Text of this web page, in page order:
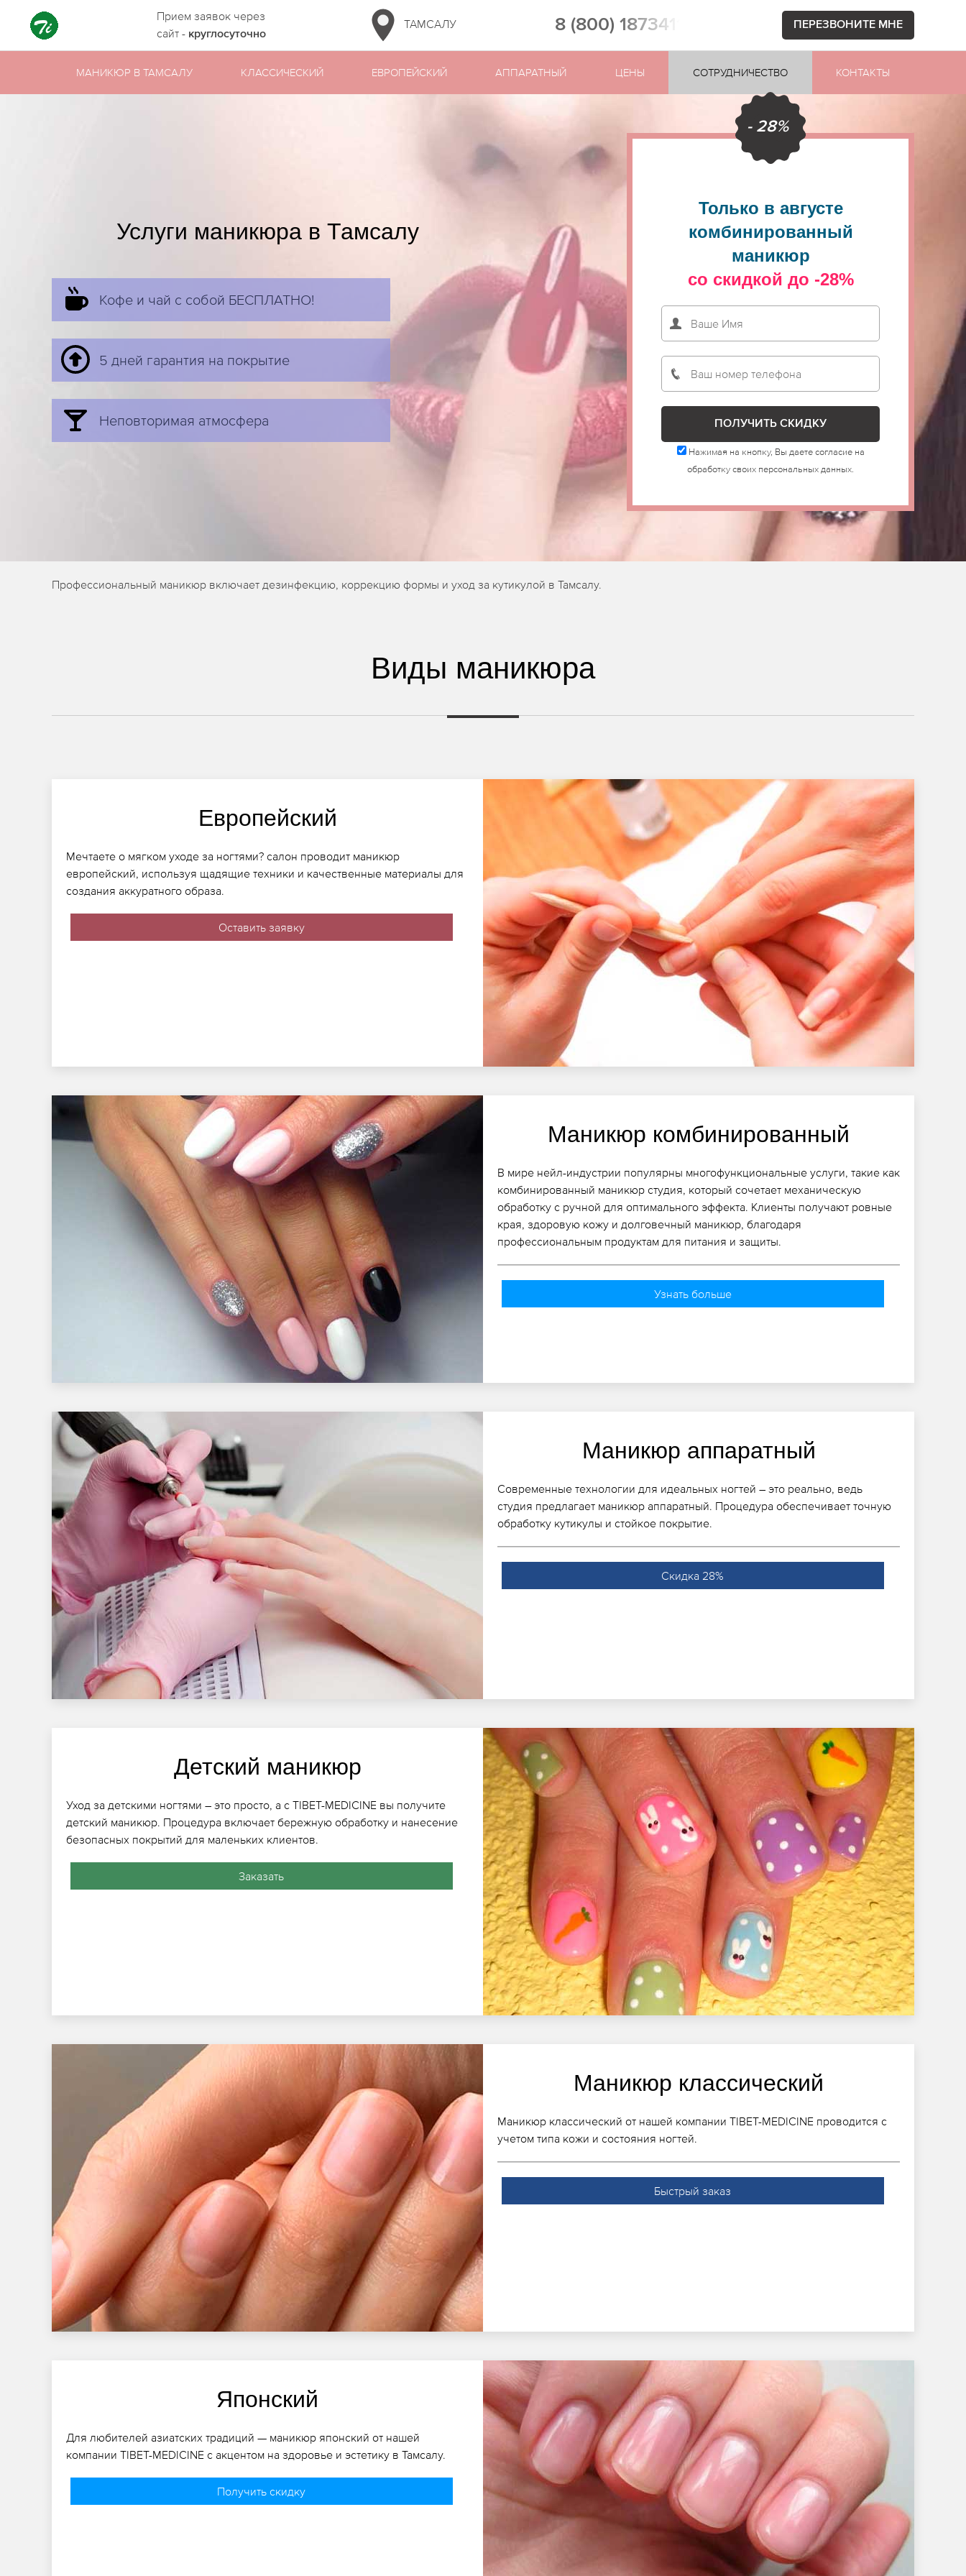
Прием заявок через
сайт - круглосуточно
ТАМСАЛУ 8 (800) 1873411 ПЕРЕЗВОНИТЕ МНЕ
МАНИКЮР В ТАМСАЛУ КЛАССИЧЕСКИЙ ЕВРОПЕЙСКИЙ АППАРАТНЫЙ ЦЕНЫ СОТРУДНИЧЕСТВО КОНТАКТЫ
Услуги маникюра в Тамсалу
Кофе и чай с собой БЕСПЛАТНО!
5 дней гарантия на покрытие
Неповторимая атмосфера
- 28%
Только в августе
комбинированный
маникюр
со скидкой до -28%
Нажимая на кнопку, Вы даете согласие на
обработку своих персональных данных.
Профессиональный маникюр включает дезинфекцию, коррекцию формы и уход за кутикулой в Тамсалу.
Виды маникюра
Европейский
Мечтаете о мягком уходе за ногтями? салон проводит маникюр
европейский, используя щадящие техники и качественные материалы для
создания аккуратного образа.
Оставить заявку
Маникюр комбинированный
В мире нейл-индустрии популярны многофункциональные услуги, такие как
комбинированный маникюр студия, который сочетает механическую
обработку с ручной для оптимального эффекта. Клиенты получают ровные
края, здоровую кожу и долговечный маникюр, благодаря
профессиональным продуктам для питания и защиты.
Узнать больше
Маникюр аппаратный
Современные технологии для идеальных ногтей – это реально, ведь
студия предлагает маникюр аппаратный. Процедура обеспечивает точную
обработку кутикулы и стойкое покрытие.
Скидка 28%
Детский маникюр
Уход за детскими ногтями – это просто, а с TIBET-MEDICINE вы получите
детский маникюр. Процедура включает бережную обработку и нанесение
безопасных покрытий для маленьких клиентов.
Заказать
Маникюр классический
Маникюр классический от нашей компании TIBET-MEDICINE проводится с
учетом типа кожи и состояния ногтей.
Быстрый заказ
Японский
Для любителей азиатских традиций — маникюр японский от нашей
компании TIBET-MEDICINE с акцентом на здоровье и эстетику в Тамсалу.
Получить скидку